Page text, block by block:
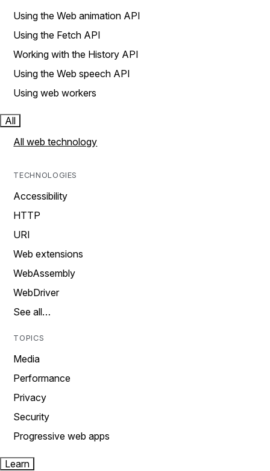
Using the Web animation API
Using the Fetch API
Working with the History API
Using the Web speech API
Using web workers
All
All web technology
TECHNOLOGIES
Accessibility
HTTP
URI
Web extensions
WebAssembly
WebDriver
See all…
TOPICS
Media
Performance
Privacy
Security
Progressive web apps
Learn